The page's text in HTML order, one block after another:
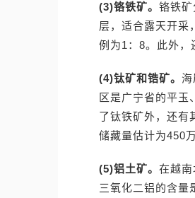
(3)铬铁矿。 铬铁
层，适合露天开采
例为1：8。此外
(4)钛矿和锆矿。
区是广宁省的平玉
了钛铁矿外，还有
储藏量估计为450万
(5)铝土矿。 在越南
三氧化二铝的含量